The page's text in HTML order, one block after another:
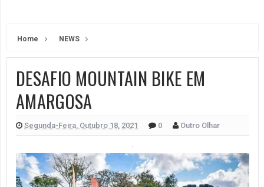
Home NEWS
DESAFIO MOUNTAIN BIKE EM
AMARGOSA
Segunda-Feira, Outubro 18, 2021 0 Outro Olhar